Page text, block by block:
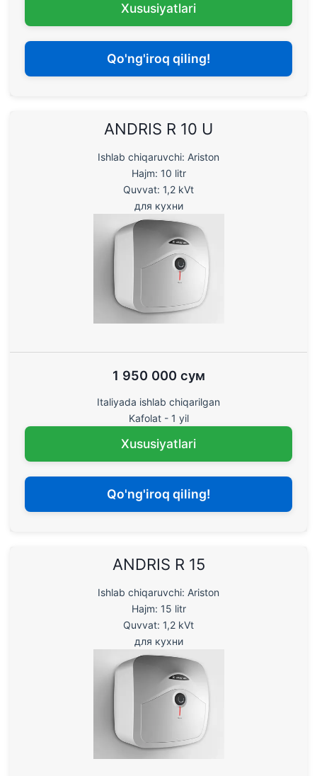
Xususiyatlari
Qo'ng'iroq qiling!
ANDRIS R 10 U
Ishlab chiqaruvchi: Ariston
Hajm: 10 litr
Quvvat: 1,2 kVt
для кухни
1 950 000 сум
Italiyada ishlab chiqarilgan
Kafolat - 1 yil
Xususiyatlari
Qo'ng'iroq qiling!
ANDRIS R 15
Ishlab chiqaruvchi: Ariston
Hajm: 15 litr
Quvvat: 1,2 kVt
для кухни